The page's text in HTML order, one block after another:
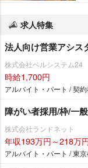
求人特集
法人向け営業アシス
株式会社ベルシステム24
時給1,700円
アルバイト・パート / 契
障がい者採用/枠/一
株式会社ランドネット
年収193万円～218万
アルバイト・パート / 東